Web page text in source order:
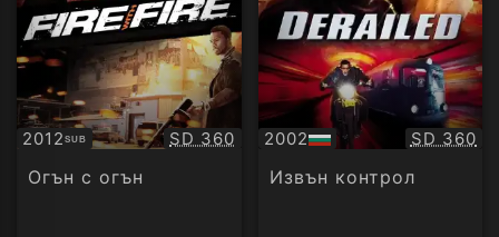
2012SUB
Субтитри Качество:
SD 360
Огън с огън
2002
БГ
аудио
SD 360
Извън контрoл